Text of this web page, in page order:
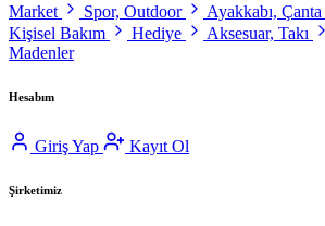
Market
Spor, Outdoor Ayakkabı, Çanta
Kişisel Bakım
Hediye Aksesuar, Takı
Madenler
Hesabım
Giriş Yap Kayıt Ol
Şirketimiz